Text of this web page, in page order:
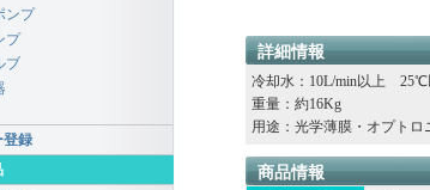
詳細情報
冷却水：10L/min以上 25℃
重量：約16Kg
用途：光学薄膜・オプトロ
商品情報
ンプ
プ
ブ
登録